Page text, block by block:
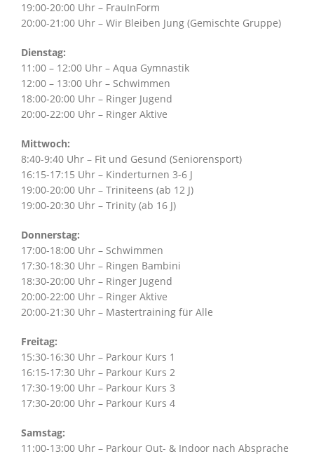
19:00-20:00 Uhr – FrauInForm
20:00-21:00 Uhr – Wir Bleiben Jung (Gemischte Gruppe)
Dienstag:
11:00 – 12:00 Uhr – Aqua Gymnastik
12:00 – 13:00 Uhr – Schwimmen
18:00-20:00 Uhr – Ringer Jugend
20:00-22:00 Uhr – Ringer Aktive
Mittwoch:
8:40-9:40 Uhr – Fit und Gesund (Seniorensport)
16:15-17:15 Uhr – Kinderturnen 3-6 J
19:00-20:00 Uhr – Triniteens (ab 12 J)
19:00-20:30 Uhr – Trinity (ab 16 J)
Donnerstag:
17:00-18:00 Uhr – Schwimmen
17:30-18:30 Uhr – Ringen Bambini
18:30-20:00 Uhr – Ringer Jugend
20:00-22:00 Uhr – Ringer Aktive
20:00-21:30 Uhr – Mastertraining für Alle
Freitag:
15:30-16:30 Uhr – Parkour Kurs 1
16:15-17:30 Uhr – Parkour Kurs 2
17:30-19:00 Uhr – Parkour Kurs 3
17:30-20:00 Uhr – Parkour Kurs 4
Samstag:
11:00-13:00 Uhr – Parkour Out- & Indoor nach Absprache